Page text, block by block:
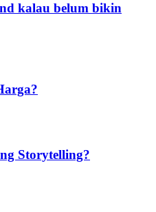
kalau belum bikin
Storytelling?